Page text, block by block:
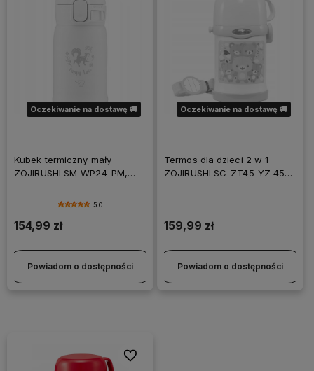
Oczekiwanie na dostawę 🚚
Kubek termiczny mały
ZOJIRUSHI SM-WP24-PM,
5.0
154,99 zł
Powiadom o dostępności
Oczekiwanie na dostawę 🚚
Termos dla dzieci 2 w 1
ZOJIRUSHI SC-ZT45-YZ 450
159,99 zł
Powiadom o dostępności
Do ulubionych